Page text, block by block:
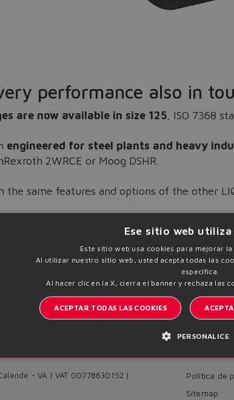
Yes
performance also in
are now available in size 125, ISO 7368
engineered for steel plants and heavy
2WRCE or Moog DSHR.
the same features and options of the other
Manténgase informado del
- VA | VAT 00778630152 |
Política de
Sitemap
Ese sitio web utiliza
Este sitio web usa cookies para mejorar
Al utilizar nuestro sitio web, usted acepta todas las
específica.
Al hacer clic en la X, cierra el banner y rechaza las
ACEPTAR TODAS LAS COOKIES
PERSONALICE